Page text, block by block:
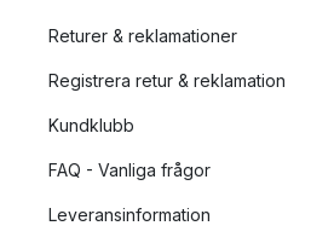
Returer & reklamationer
Registrera retur & reklamation
Kundklubb
FAQ - Vanliga frågor
Leveransinformation